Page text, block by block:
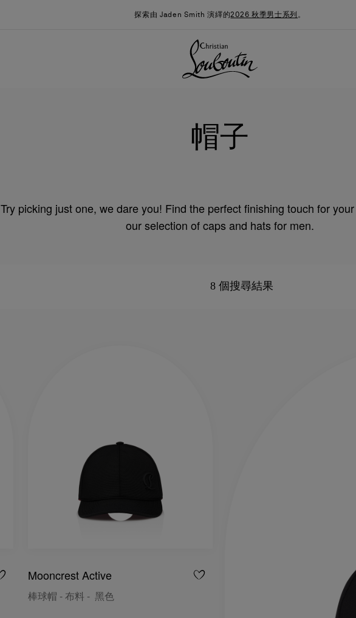
探索由 Jaden Smith 演繹的2026 秋季男士系列 。
帽子
Try picking just one, we dare you! Find the perfect finishing touch for
our selection of caps and hats for men.
8 個搜尋結果
Mooncrest Active
棒球帽 - 布料 - 黑色